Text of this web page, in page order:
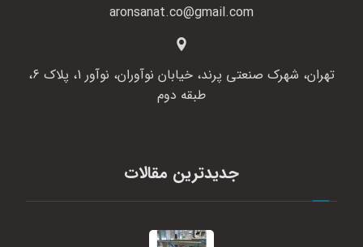
aronsanat.co@gmail.com
تهران، شهرک صنعتی پرند، خیابان نوآوران، نوآور 1، پلاک 6،
طبقه دوم
جدیدترین مقالات